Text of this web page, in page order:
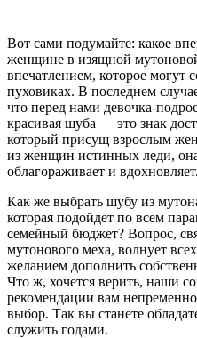
Вот сами подумайте: какое
женщине в изящной
впечатлением, которое могут
пуховиках. В последнем
что перед нами девочка-
красивая шуба — это знак
который присущ взрослым
из женщин истинных леди,
облагораживает и вдохновляет.
Как же выбрать шубу из
которая подойдет по всем
семейный бюджет? Вопрос,
мутонового меха, волнует
желанием дополнить
Что ж, хочется верить, наши
рекомендации вам
выбор. Так вы станете
служить годами.